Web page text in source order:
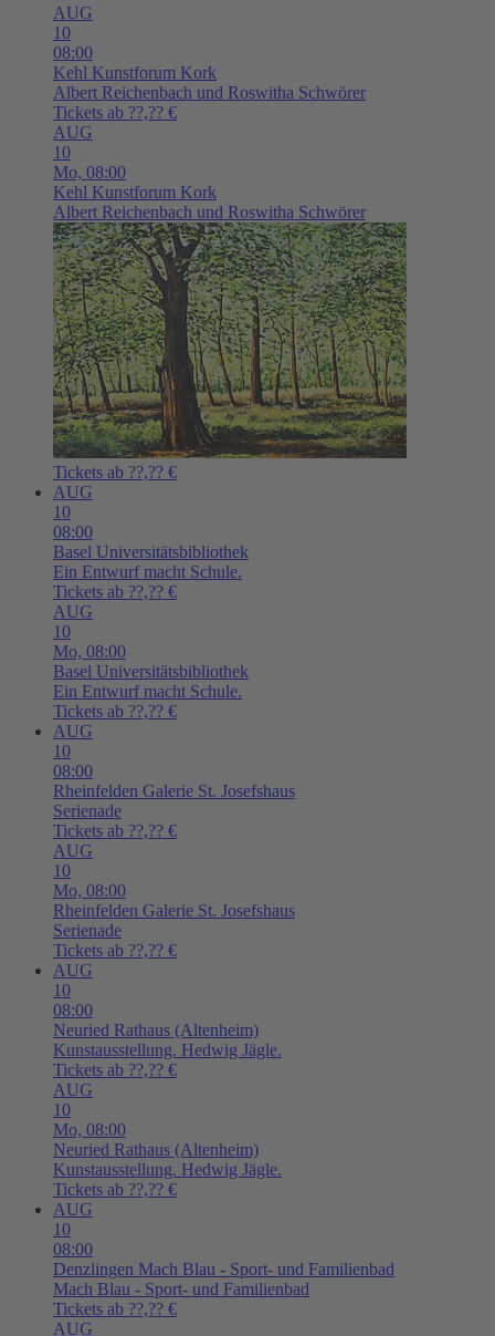
AUG
10
08:00
Kehl Kunstforum Kork
Albert Reichenbach und Roswitha Schwörer
Tickets ab ??,?? €
AUG
10
Mo, 08:00
Kehl Kunstforum Kork
Albert Reichenbach und Roswitha Schwörer
Tickets ab ??,?? €
AUG
10
08:00
Basel Universitätsbibliothek
Ein Entwurf macht Schule.
Tickets ab ??,?? €
AUG
10
Mo, 08:00
Basel Universitätsbibliothek
Ein Entwurf macht Schule.
Tickets ab ??,?? €
AUG
10
08:00
Rheinfelden Galerie St. Josefshaus
Serienade
Tickets ab ??,?? €
AUG
10
Mo, 08:00
Rheinfelden Galerie St. Josefshaus
Serienade
Tickets ab ??,?? €
AUG
10
08:00
Neuried Rathaus (Altenheim)
Kunstausstellung. Hedwig Jägle.
Tickets ab ??,?? €
AUG
10
Mo, 08:00
Neuried Rathaus (Altenheim)
Kunstausstellung. Hedwig Jägle.
Tickets ab ??,?? €
AUG
10
08:00
Denzlingen Mach Blau - Sport- und Familienbad
Mach Blau - Sport- und Familienbad
Tickets ab ??,?? €
AUG